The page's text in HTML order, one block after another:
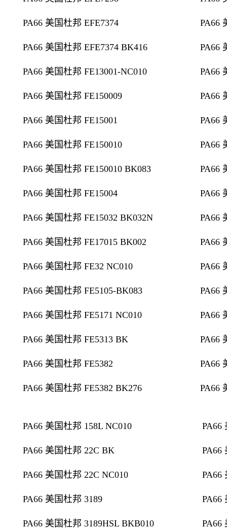
PA66 美国杜邦 EFE7374 PA66
PA66 美国杜邦 EFE7374 BK416 PA66
PA66 美国杜邦 FE13001-NC010 PA66
PA66 美国杜邦 FE150009 PA66
PA66 美国杜邦 FE15001 PA66
PA66 美国杜邦 FE150010 PA66
PA66 美国杜邦 FE150010 BK083 PA66
PA66 美国杜邦 FE15004 PA66
PA66 美国杜邦 FE15032 BK032N PA66
PA66 美国杜邦 FE17015 BK002 PA66
PA66 美国杜邦 FE32 NC010 PA66
PA66 美国杜邦 FE5105-BK083 PA66
PA66 美国杜邦 FE5171 NC010 PA66
PA66 美国杜邦 FE5313 BK PA66
PA66 美国杜邦 FE5382 PA66
PA66 美国杜邦 FE5382 BK276 PA66
PA66 美国杜邦 158L NC010 PA66
PA66 美国杜邦 22C BK PA66
PA66 美国杜邦 22C NC010 PA66
PA66 美国杜邦 3189 PA66
PA66 美国杜邦 3189HSL BKB010 PA66